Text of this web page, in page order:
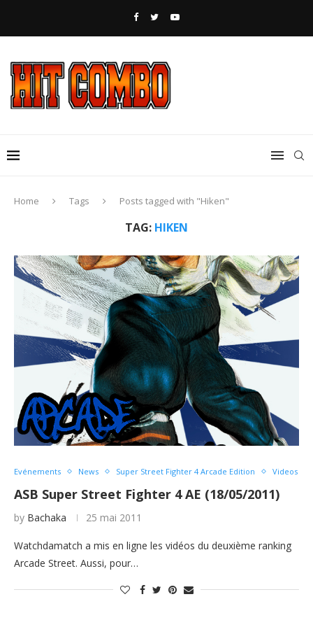
Home Tags Posts tagged with "Hiken"
TAG: HIKEN
Evénements News Super Street Fighter 4 Arcade Edition Videos
ASB Super Street Fighter 4 AE (18/05/2011)
by Bachaka 25 mai 2011
Watchdamatch a mis en ligne les vidéos du deuxième ranking
Arcade Street. Aussi, pour…